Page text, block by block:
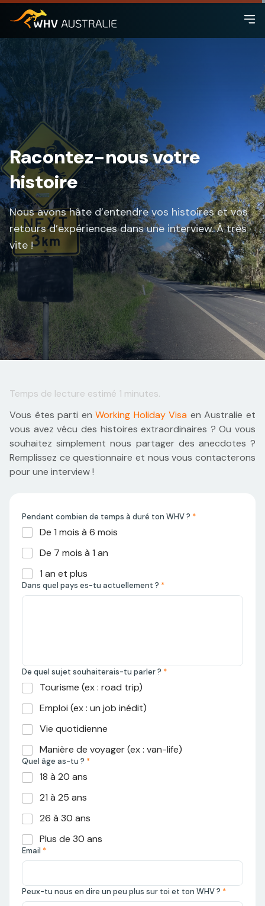
Racontez-nous votre
histoire
Nous avons hâte d’entendre vos histoires et vos
retours d’expériences dans une interview. À très
vite !
Temps de lecture estimé 1 minutes.
Vous êtes parti enWorking Holiday Visa en Australie et
vous avez vécu des histoires extraordinaires ? Ou vous
souhaitez simplement nous partager des anecdotes ?
Remplissez ce questionnaire et nous vous contacterons
pour une interview !
Pendant combien de temps à duré ton WHV ? *
De 1 mois à 6 mois
De 7 mois à 1 an
1 an et plus
Dans quel pays es-tu actuellement ? *
De quel sujet souhaiterais-tu parler ? *
Tourisme (ex : road trip)
Emploi (ex : un job inédit)
Vie quotidienne
Manière de voyager (ex : van-life)
Quel âge as-tu ? *
18 à 20 ans
21 à 25 ans
26 à 30 ans
Plus de 30 ans
Email *
Peux-tu nous en dire un peu plus sur toi et ton WHV ? *